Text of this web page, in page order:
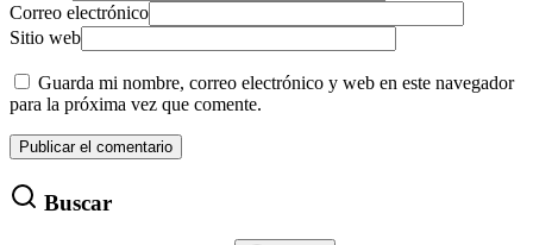
Correo electrónico
Sitio web
Guarda mi nombre, correo electrónico y web en este navegador
para la próxima vez que comente.
Buscar